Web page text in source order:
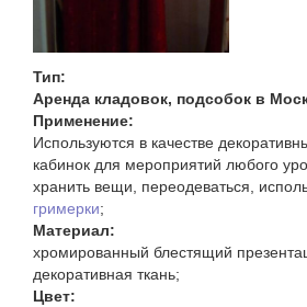
Аренда конструкций и каркасов
Аренда тумб
Аренда мобильного оборудования
Аренда рекламного оборудования
Аренда джокерных конструкций
Аренда мобильных стен
Уличные конструкции
Аренда мебели
Тип:
Аренда кладовок, подсобок в
Применение:
Используются в качестве
кабинок для мероприятий любого
хранить вещи, переодеваться,
гримерки;
Материал:
хромированный блестящий
декоративная ткань;
Цвет: